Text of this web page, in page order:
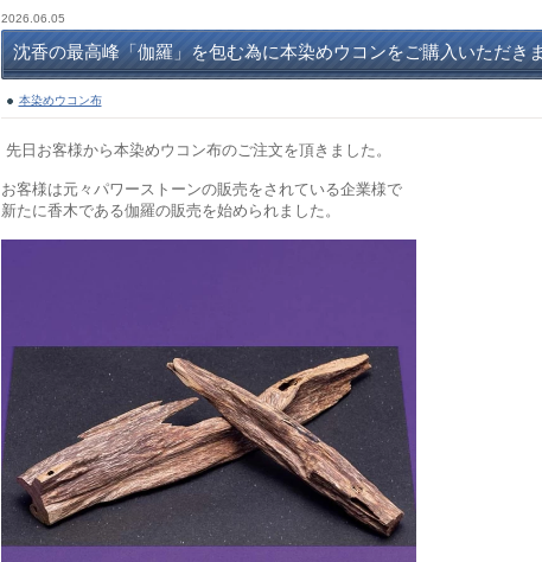
2026.06.05
沈香の最高峰「伽羅」を包む為に本染めウコンをご購入いただき
本染めウコン布
先日お客様から本染めウコン布のご注文を頂きました。
お客様は元々パワーストーンの販売をされている企業様で
新たに香木である伽羅の販売を始められました。